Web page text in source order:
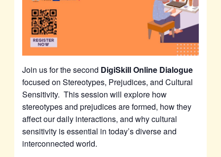
Join us for the second DigiSkill Online Dialogue
focused on Stereotypes, Prejudices, and Cultural
Sensitivity. This session will explore how
stereotypes and prejudices are formed, how they
affect our daily interactions, and why cultural
sensitivity is essential in today’s diverse and
interconnected world.